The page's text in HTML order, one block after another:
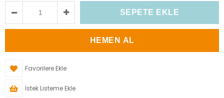
Favorilere Ekle
İstek Listeme Ekle